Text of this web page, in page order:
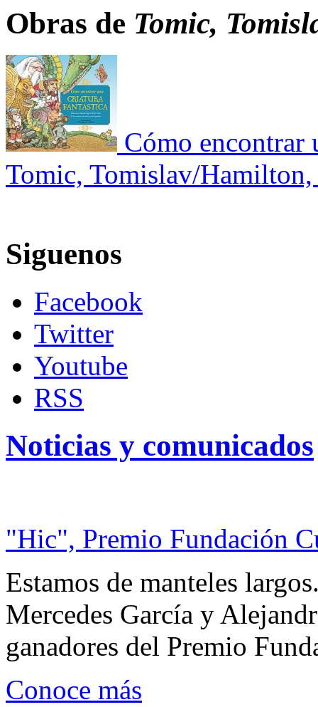
Obras de Tomic,
Cómo encontrar
Tomic, Tomislav/
Siguenos
Facebook
Twitter
Youtube
RSS
Noticias y comunicados
"Hic", Premio Fundación
Estamos de manteles
Mercedes García y
ganadores del Premio
Conoce más